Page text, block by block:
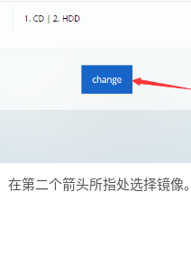
第二个箭头所指处选择镜像。